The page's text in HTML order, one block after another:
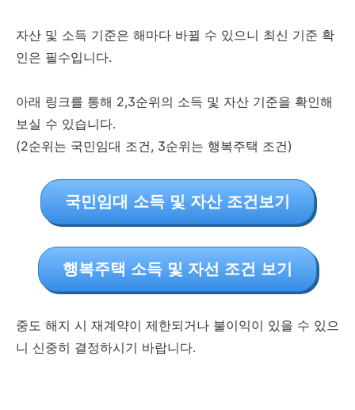
자산 및 소득 기준은 해마다 바뀔 수 있으니 최신 기준 확
인은 필수입니다.
아래 링크를 통해 2,3순위의 소득 및 자산 기준을 확인해
보실 수 있습니다.
(2순위는 국민임대 조건, 3순위는 행복주택 조건)
국민임대 소득 및 자산 조건보기
행복주택 소득 및 자선 조건 보기
중도 해지 시 재계약이 제한되거나 불이익이 있을 수 있으
니 신중히 결정하시기 바랍니다.